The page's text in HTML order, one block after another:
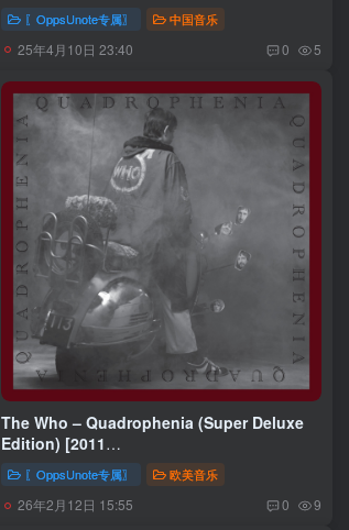
〖OppsUnote专属〗 中国音乐
25年4月10日 23:40 0 5
The Who – Quadrophenia (Super Deluxe
Edition) [2011
Remaster]Ⓔ(00602537999279)【24bit／
44.1kHz】土耳其区
〖OppsUnote专属〗 欧美音乐
26年2月12日 15:55 0 9